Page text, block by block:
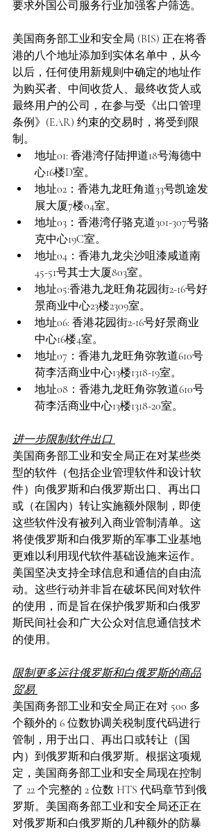
要求外国公司服务行业加强客户筛选。
美国商务部工业和安全局 (BIS) 正在将香
港的八个地址添加到实体名单中，从今
以后，任何使用新规则中确定的地址作
为购买者、中间收货人、最终收货人或
最终用户的公司，在参与受《出口管理
条例》(EAR) 约束的交易时，将受到限
制。
地址01: 香港湾仔陆押道18号海德中
心16楼D室。
地址02：香港九龙旺角道33号凯途发
展大厦7楼04室。
地址03：香港湾仔骆克道301-307号骆
克中心19C室。
地址04：香港九龙尖沙咀漆咸道南
45-51号其士大厦803室。
地址05:香港九龙旺角花园街2-16号好
景商业中心23楼2309室。
地址06: 香港花园街2-16号好景商业
中心16楼4室。
地址07：香港九龙旺角弥敦道610号
荷李活商业中心13楼1318-19室。
地址08：香港九龙旺角弥敦道610号
荷李活商业中心13楼1318-20室。
进一步限制软件出口
美国商务部工业和安全局正在对某些类
型的软件（包括企业管理软件和设计软
件）向俄罗斯和白俄罗斯出口、再出口
或（在国内）转让实施额外限制，即使
这些软件没有被列入商业管制清单。这
将使俄罗斯和白俄罗斯的军事工业基地
更难以利用现代软件基础设施来运作。
美国坚决支持全球信息和通信的自由流
动。这些行动并非旨在破坏民间对软件
的使用，而是旨在保护俄罗斯和白俄罗
斯民间社会和广大公众对信息通信技术
的使用。
限制更多运往俄罗斯和白俄罗斯的商品
贸易
美国商务部工业和安全局正在对 500 多
个额外的 6 位数协调关税制度代码进行
管制，用于出口、再出口或转让（国
内）到俄罗斯和白俄罗斯。根据这项规
定，美国商务部工业和安全局现在控制
了 22 个完整的 2 位数 HTS 代码章节到俄
罗斯。美国商务部工业和安全局还正在
对俄罗斯和白俄罗斯的几种额外的防暴